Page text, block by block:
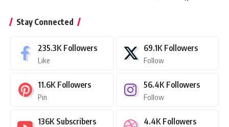
Stay Connected
235.3K Followers
Like
69.1K Followers
Follow
11.6K Followers
Pin
56.4K Followers
Follow
136K Subscribers 4.4K Followers